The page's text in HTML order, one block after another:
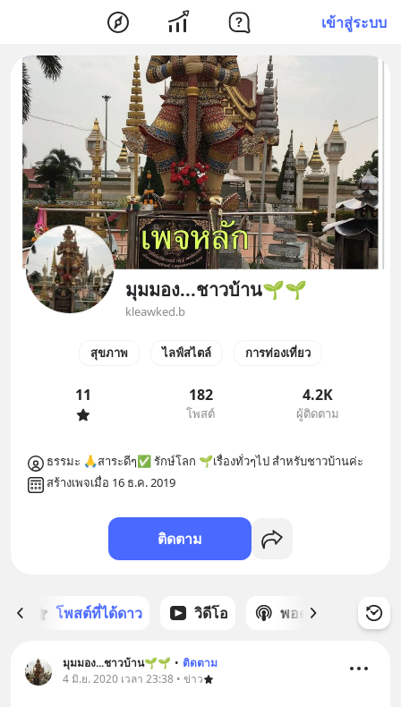
เข้าสู่ระบบ
มุมมอง...ชาวบ้าน🌱🌱
kleawked.b
สุขภาพ ไลฟ์สไตล์ การท่องเที่ยว
11 182
โพสต์
4.2K
ผู้ติดตาม
ธรรมะ 🙏สาระดีๆ✅ รักษ์โลก 🌱เรื่องทั่วๆไป สำหรับชาวบ้านค่ะ
สร้างเพจเมื่อ 16 ธ.ค. 2019
ติดตาม
โพสต์ที่ได้ดาว วิดีโอ พอดแคสต์
มุมมอง...ชาวบ้าน🌱🌱 • ติดตาม
4 มิ.ย. 2020 เวลา 23:38 • ข่าว